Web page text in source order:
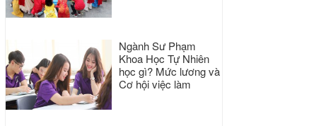
Ngành Sư Phạm
Khoa Học Tự Nhiên
học gì? Mức lương và
Cơ hội việc làm